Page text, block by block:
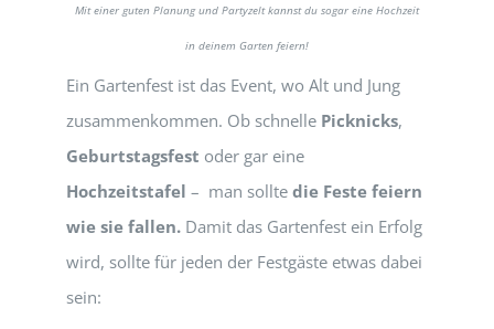
Mit einer guten Planung und Partyzelt kannst du sogar eine Hochzeit
in deinem Garten feiern!
Ein Gartenfest ist das Event, wo Alt und Jung
zusammenkommen. Ob schnelle Picknicks,
Geburtstagsfest oder gar eine
Hochzeitstafel – man sollte die Feste feiern
wie sie fallen. Damit das Gartenfest ein Erfolg
wird, sollte für jeden der Festgäste etwas dabei
sein: